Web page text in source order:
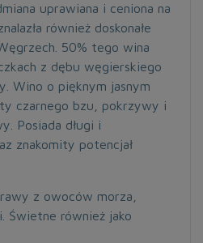
uprawiana i ceniona na
również doskonałe
50% tego wina
z dębu węgierskiego
Wino o pięknym jasnym
czarnego bzu, pokrzywy i
Posiada długi i
znakomity potencjał
z owoców morza,
Świetne również jako